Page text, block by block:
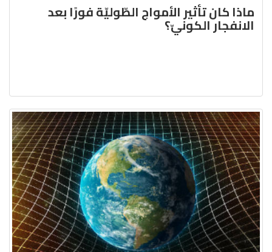
ماذا كان تأثير الأمواج الطّوليّة فورًا بعد
الانفجار الكونيّ؟